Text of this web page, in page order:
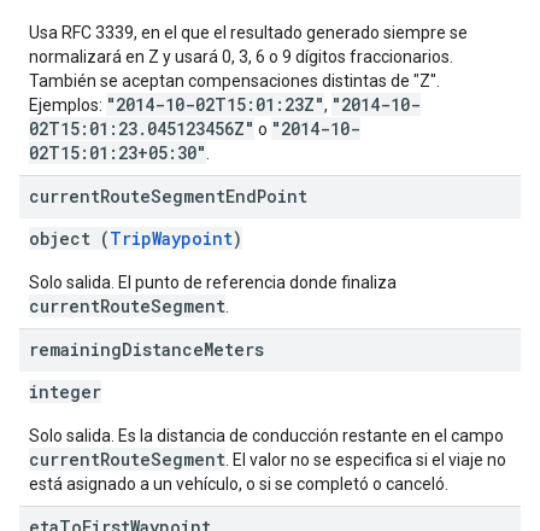
Usa RFC 3339, en el que el resultado generado siempre se
normalizará en Z y usará 0, 3, 6 o 9 dígitos fraccionarios.
También se aceptan compensaciones distintas de "Z".
Ejemplos: "2014-10-02T15:01:23Z", "2014-10-
02T15:01:23.045123456Z" o "2014-10-
02T15:01:23+05:30"
currentRouteSegmentEndPoint
object (TripWaypoint)
Solo salida. El punto de referencia donde finaliza
currentRouteSegment
remainingDistanceMeters
integer
Solo salida. Es la distancia de conducción restante en el campo
currentRouteSegment . El valor no se especifica si el viaje no
está asignado a un vehículo, o si se completó o canceló.